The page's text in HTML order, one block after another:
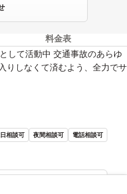
料金表
して活動中 交通事故のあらゆ
りしなくて済むよう、全力でサ
相談可 夜間相談可 電話相談可
情報を見る